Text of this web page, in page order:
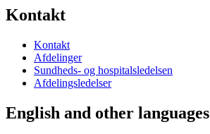
Kontakt
Kontakt
Afdelinger
Sundheds- og hospitalsledelsen
Afdelingsledelser
English and other languages